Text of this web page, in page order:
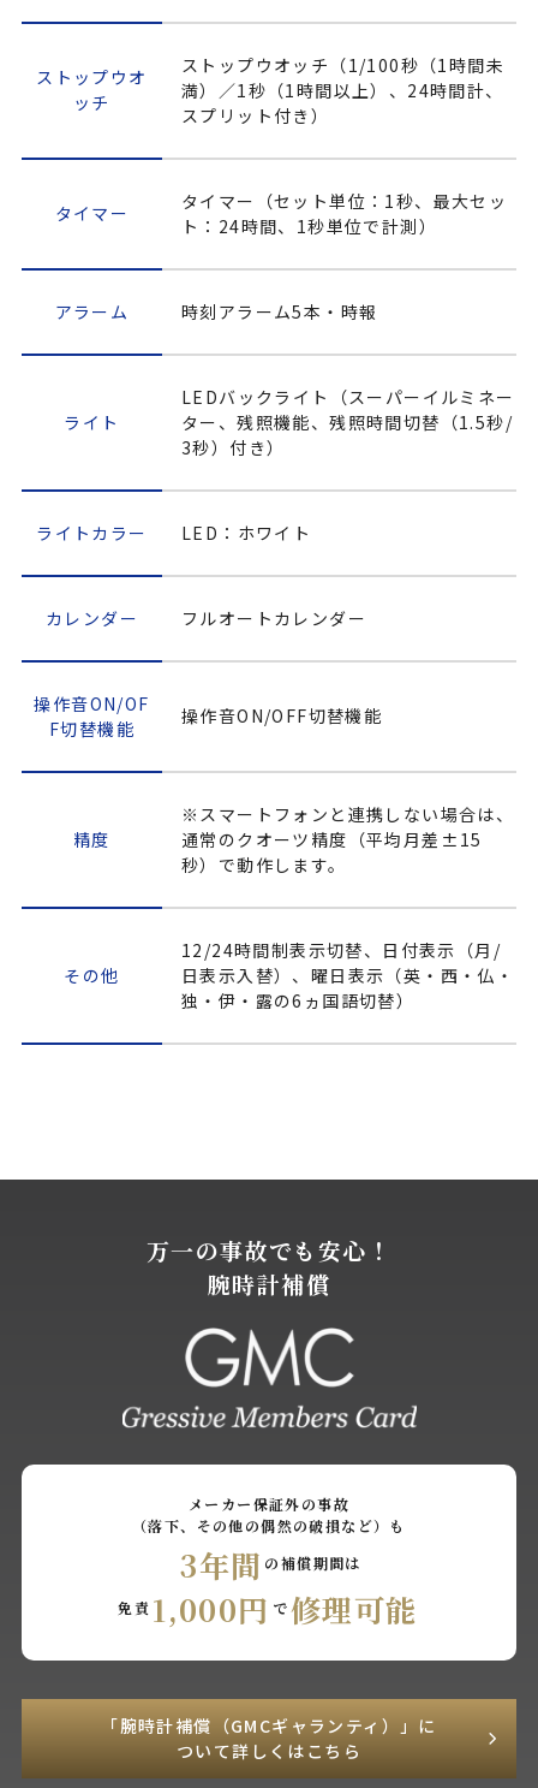
ストップウオ
ッチ
ストップウオッチ（1/100秒（1時間未
満）／1秒（1時間以上）、24時間計、
スプリット付き）
タイマー
タイマー（セット単位：1秒、最大セッ
ト：24時間、1秒単位で計測）
アラーム 時刻アラーム5本・時報
ライト
LEDバックライト（スーパーイルミネー
ター、残照機能、残照時間切替（1.5秒/
3秒）付き）
ライトカラー LED：ホワイト
カレンダー フルオートカレンダー
操作音ON/OF
F切替機能
操作音ON/OFF切替機能
精度
※スマートフォンと連携しない場合は、
通常のクオーツ精度（平均月差±15
秒）で動作します。
その他
12/24時間制表示切替、日付表示（月/
日表示入替）、曜日表示（英・西・仏・
独・伊・露の6ヵ国語切替）
万一の事故でも安心！
腕時計補償
メーカー保証外の事故
（落下、その他の偶然の破損など）も
3年間 の補償期間は
免責 1,000円 で修理可能
「腕時計補償（GMCギャランティ）」に
ついて詳しくはこちら